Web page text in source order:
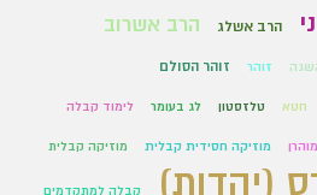
הרב אשלג הרב אשרוב
זוהר זוהר הסולם
חטא טלזסטון לג בעומר לימוד קבלה
מוהרן מוזיקה חסידית קבלית מוזיקה קבלית
(יהדות) קבלה למתקדמים